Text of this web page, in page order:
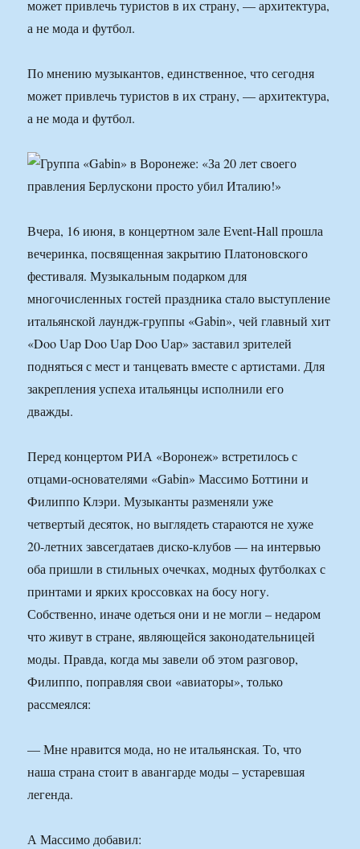
может привлечь туристов в их страну, — архитектура,
а не мода и футбол.
По мнению музыкантов, единственное, что сегодня
может привлечь туристов в их страну, — архитектура,
а не мода и футбол.
Вчера, 16 июня, в концертном зале Event-Hall прошла
вечеринка, посвященная закрытию Платоновского
фестиваля. Музыкальным подарком для
многочисленных гостей праздника стало выступление
итальянской лаундж-группы «Gabin», чей главный хит
«Doo Uap Doo Uap Doo Uap» заставил зрителей
подняться с мест и танцевать вместе с артистами. Для
закрепления успеха итальянцы исполнили его
дважды.
Перед концертом РИА «Воронеж» встретилось с
отцами-основателями «Gabin» Массимо Боттини и
Филиппо Клэри. Музыканты разменяли уже
четвертый десяток, но выглядеть стараются не хуже
20-летних завсегдатаев диско-клубов — на интервью
оба пришли в стильных очечках, модных футболках с
принтами и ярких кроссовках на босу ногу.
Собственно, иначе одеться они и не могли – недаром
что живут в стране, являющейся законодательницей
моды. Правда, когда мы завели об этом разговор,
Филиппо, поправляя свои «авиаторы», только
рассмеялся:
— Мне нравится мода, но не итальянская. То, что
наша страна стоит в авангарде моды – устаревшая
легенда.
А Массимо добавил: